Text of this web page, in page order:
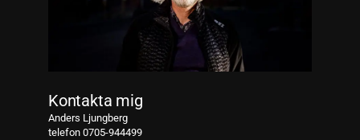
Kontakta mig
Anders Ljungberg
telefon 0705-944499